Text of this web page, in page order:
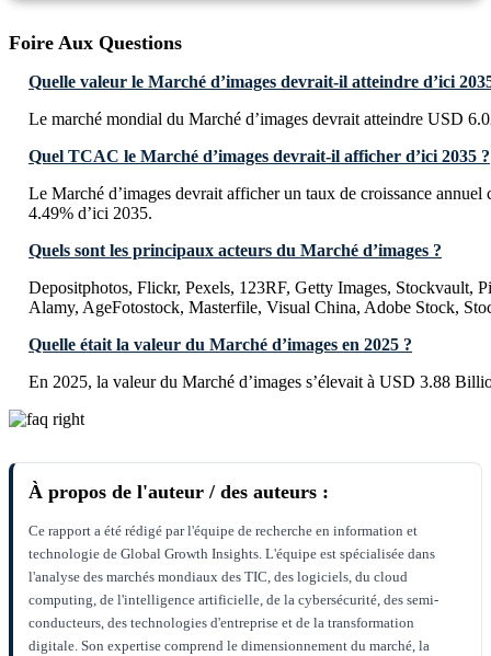
Foire Aux Questions
Quelle valeur le Marché d’images devrait-il atteindre d’ici
Le marché mondial du Marché d’images devrait atteindre USD
Quel TCAC le Marché d’images devrait-il afficher d’ici 2035 ?
Le Marché d’images devrait afficher un taux de croissance
4.49% d’ici 2035.
Quels sont les principaux acteurs du Marché d’images ?
Depositphotos, Flickr, Pexels, 123RF, Getty Images, Stockvault,
Alamy, AgeFotostock, Masterfile, Visual China, Adobe Stock,
Quelle était la valeur du Marché d’images en 2025 ?
En 2025, la valeur du Marché d’images s’élevait à USD 3.88
À propos de l'auteur / des auteurs :
Ce rapport a été rédigé par l'équipe de recherche en information et
technologie de Global Growth Insights. L'équipe est spécialisée dans
l'analyse des marchés mondiaux des TIC, des logiciels, du cloud
computing, de l'intelligence artificielle, de la cybersécurité, des semi-
conducteurs, des technologies d'entreprise et de la transformation
digitale. Son expertise comprend le dimensionnement du marché, la